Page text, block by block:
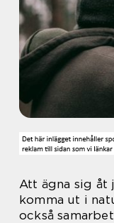
Att ägna sig
komma ut i
också